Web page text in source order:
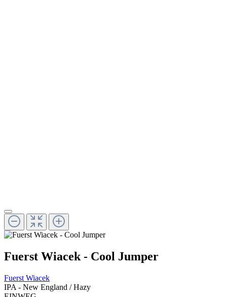
Fuerst Wiacek - Cool Jumper
Fuerst Wiacek
IPA - New England / Hazy